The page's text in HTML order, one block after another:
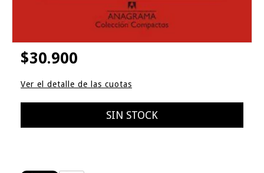
$30.900
Ver el detalle de las cuotas